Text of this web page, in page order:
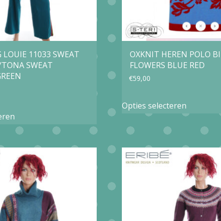
LOUIE 11033 SWEAT
SWEAT
product
meerdere
variaties.
Deze
optie
kan
OXKNIT HEREN POLO
FLOWERS BLUE RED
€59,00
Opties selecteren
product
heeft
variaties.
Deze
optie
kan